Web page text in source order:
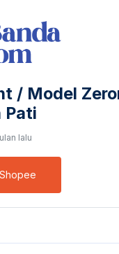
/ Model
Pati
lalu